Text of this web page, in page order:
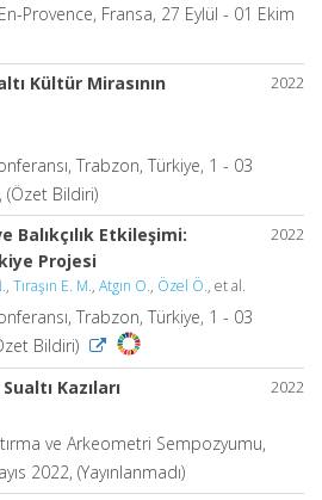
Provence, Fransa, 27 Eylül - 01 Ekim
2022
Kültür Mirasının
Trabzon, Türkiye, 1 - 03
(Özet Bildiri)
2022
Etkileşimi:
Projesi
, Tıraşın E. M., Atgın O., Özel Ö., et al.
Trabzon, Türkiye, 1 - 03
Bildiri)
2022
Kazıları
ve Arkeometri Sempozyumu,
2022, (Yayınlanmadı)